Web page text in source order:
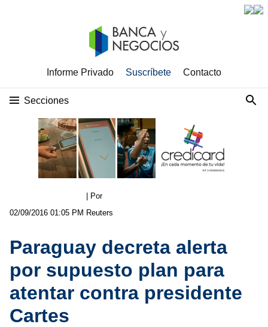
Informe Privado Suscríbete Contacto
Secciones
02/09/2016 01:05 PM
| Por
Reuters
Paraguay decreta alerta
por supuesto plan para
atentar contra presidente
Cartes